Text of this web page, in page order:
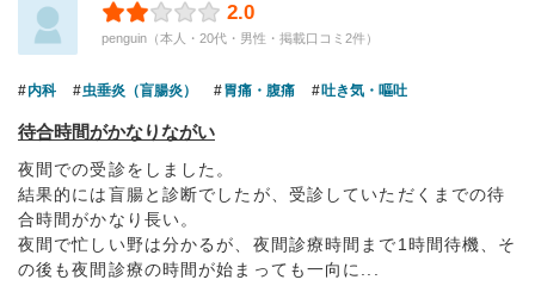
2.0
penguin（本人・20代・男性・掲載口コミ2件）
内科 虫垂炎（盲腸炎） 胃痛・腹痛 吐き気・嘔吐
待合時間がかなりながい
夜間での受診をしました。
結果的には盲腸と診断でしたが、受診していただくまでの待
合時間がかなり長い。
夜間で忙しい野は分かるが、夜間診療時間まで1時間待機、そ
の後も夜間診療の時間が始まっても一向に...